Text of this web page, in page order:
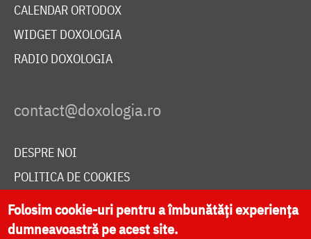
CALENDAR ORTODOX
WIDGET DOXOLOGIA
RADIO DOXOLOGIA
DESPRE NOI
POLITICA DE COOKIES
DONEAZĂ ONLINE PENTRU CATEDRALA NAȚIONALĂ
Folosim cookie-uri pentru a îmbunătăți experiența
dumneavoastră pe acest site.